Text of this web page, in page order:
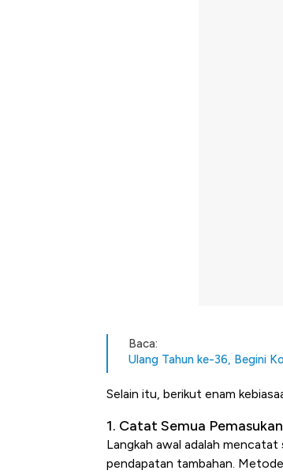
Baca:
Ulang Tahun ke-36, Begini
Selain itu, berikut enam
1. Catat Semua Pemasukan
Langkah awal adalah
pendapatan tambahan.